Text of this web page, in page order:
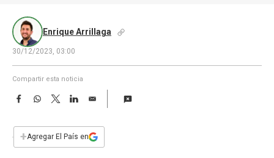
Enrique Arrillaga
30/12/2023, 03:00
Compartir esta noticia
F
e
b
W
s
T
w
t
L
E
i
l
+Agregar El País en